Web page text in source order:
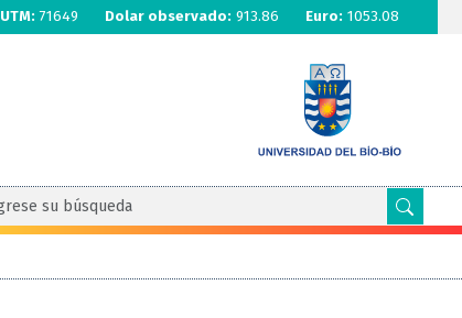
UTM: 71649 Dolar observado: 913.86 Euro: 1053.08